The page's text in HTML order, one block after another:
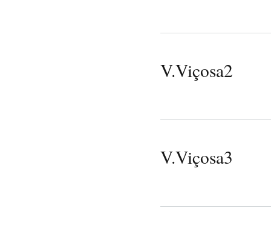
V.Viçosa2
V.Viçosa3